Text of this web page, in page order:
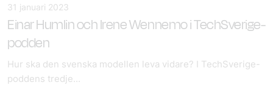
31 januari 2023
Einar Humlin och Irene Wennemo i TechSverige-
podden
Hur ska den svenska modellen leva vidare? I TechSverige-
poddens tredje...